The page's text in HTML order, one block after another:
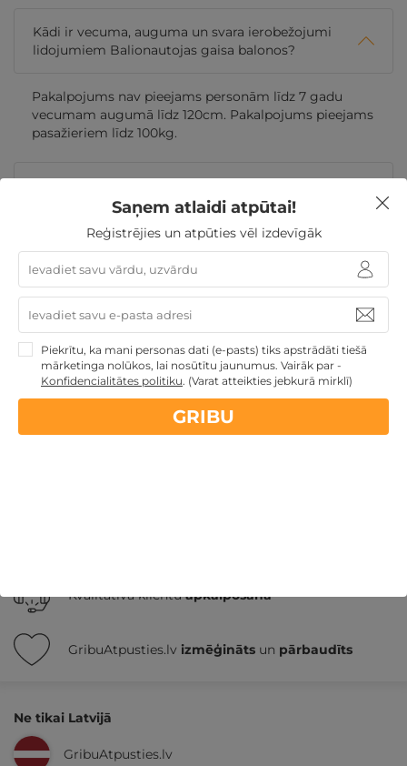
Kādi ir vecuma, auguma un svara ierobežojumi
lidojumiem Balionautojas gaisa balonos?
Pakalpojums nav pieejams personām līdz 7 gadu
vecumam augumā līdz 120cm. Pakalpojums pieejams
pasažieriem līdz 100kg.
atļauts lietot alkoholiskos dzērienus?
Balionautojas gaisa balonā?
Kāds apģērbs un apavi ir ieteicami lidojumam
Balionautojas gaisa balonā?
Cik ilgs ir lidojums Balionautojas gaisa balonā?
Kvalitatīva klientuapkalpošana
GribuAtpusties.lv izmēģināts un pārbaudīts
Ne tikai Latvijā
GribuAtpusties.lv
Saņem atlaidi atpūtai!
Reģistrējies un atpūties vēl izdevīgāk
Piekrītu, ka mani personas dati (e-pasts) tiks apstrādāti tiešā
mārketinga nolūkos, lai nosūtītu jaunumus. Vairāk par -
Konfidencialitātes politiku. (Varat atteikties jebkurā mirklī)
GRIBU